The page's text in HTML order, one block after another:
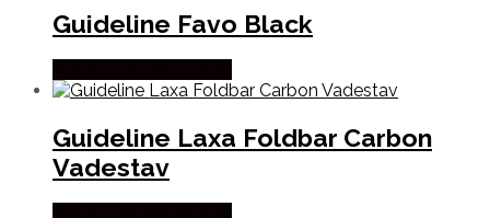
Guideline Favo Black
Guideline Laxa Foldbar Carbon
Vadestav